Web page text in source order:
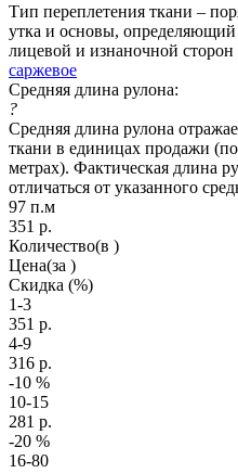
Тип переплетения ткани –
утка и основы, определяющий
лицевой и изнаночной сторон
саржевое
Средняя длина рулона:
?
Средняя длина рулона
ткани в единицах продажи
метрах). Фактическая длина
отличаться от указанного
97 п.м
351 р.
Количество(в )
Цена(за )
Скидка (%)
1-3
351 р.
4-9
316 р.
-10 %
10-15
281 р.
-20 %
16-80